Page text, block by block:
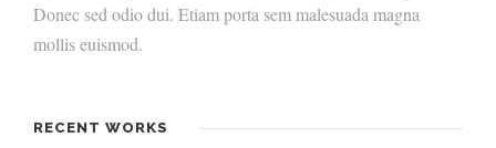
Donec sed odio dui. Etiam porta sem malesuada magna
mollis euismod.
RECENT WORKS